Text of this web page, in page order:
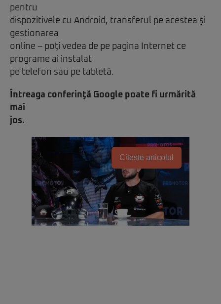
pentru
dispozitivele cu Android, transferul pe acestea şi
gestionarea
online – poţi vedea de pe pagina Internet ce
programe ai instalat
pe telefon sau pe tabletă.
Întreaga conferinţă Google poate fi urmărită
mai
jos.
Citește articolul